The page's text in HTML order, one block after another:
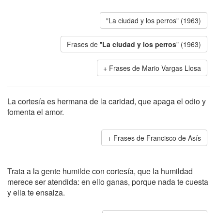
"La ciudad y los perros" (1963)
Frases de "La ciudad y los perros" (1963)
Frases de Mario Vargas Llosa
La cortesía es hermana de la caridad, que apaga el odio y
fomenta el amor.
Frases de Francisco de Asís
Trata a la gente humilde con cortesía, que la humildad
merece ser atendida: en ello ganas, porque nada te cuesta
y ella te ensalza.